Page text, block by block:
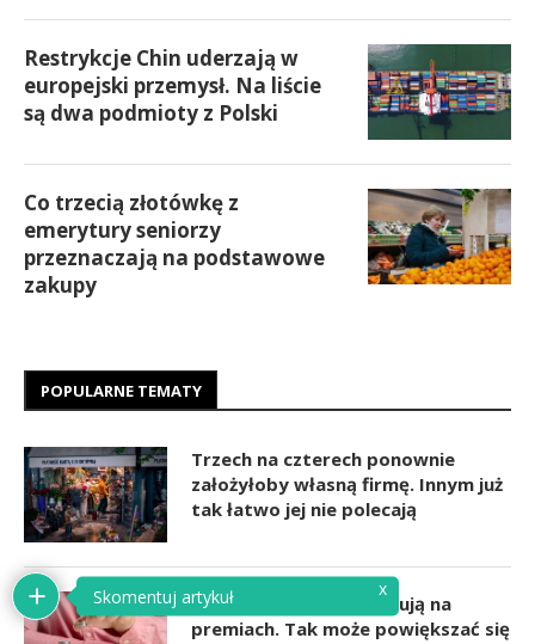
Restrykcje Chin uderzają w
europejski przemysł. Na liście
są dwa podmioty z Polski
Co trzecią złotówkę z
emerytury seniorzy
przeznaczają na podstawowe
zakupy
POPULARNE TEMATY
Trzech na czterech ponownie
założyłoby własną firmę. Innym już
tak łatwo jej nie polecają
Mężczyźni częściej zyskują na
premiach. Tak może powiększać się
Skomentuj artykuł x